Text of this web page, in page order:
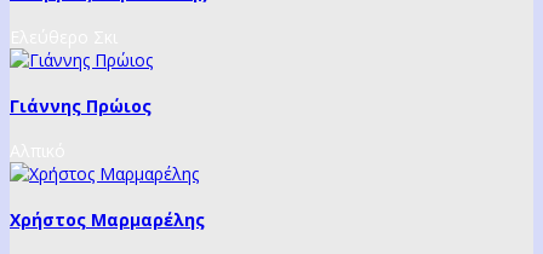
Γιάννης Πρώιος
Χρήστος Μαρμαρέλης